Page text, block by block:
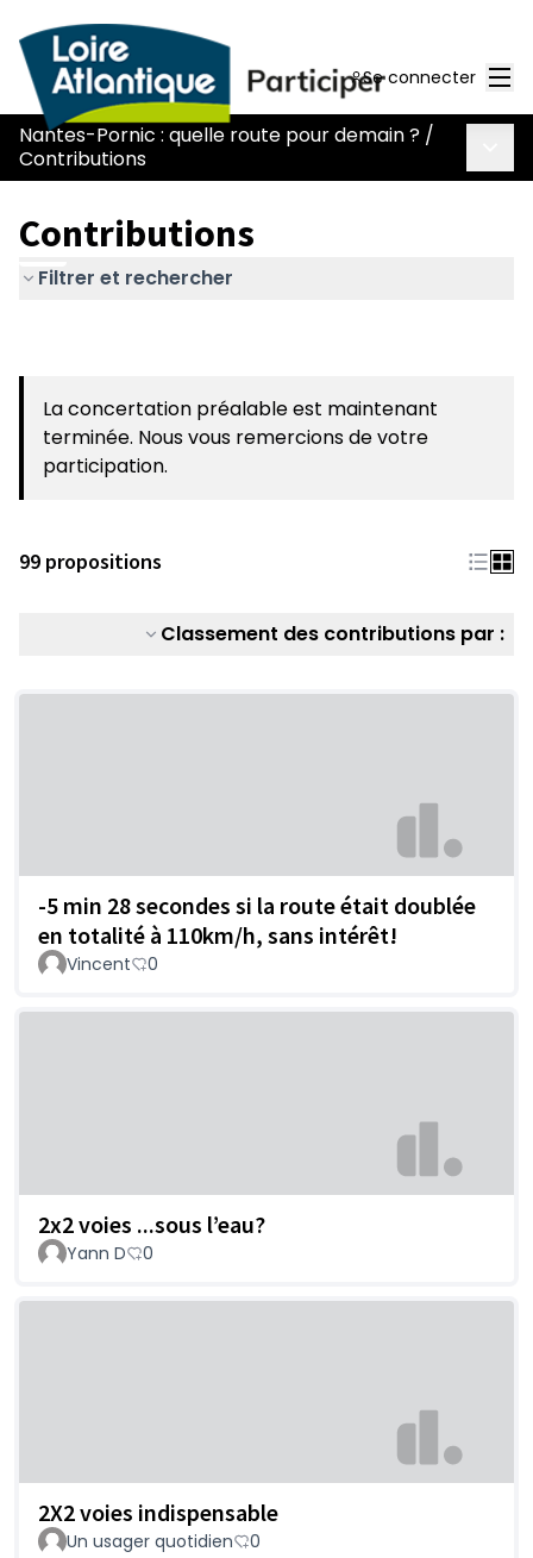
Se connecter
Nantes-Pornic : quelle route pour demain ? /
Contributions
Contributions
Filtrer et rechercher
La concertation préalable est maintenant
terminée. Nous vous remercions de votre
participation.
99 propositions
Classement des contributions par :
-5 min 28 secondes si la route était doublée
en totalité à 110km/h, sans intérêt!
Vincent 0
2x2 voies ...sous l’eau?
Yann D 0
2X2 voies indispensable
Un usager quotidien 0